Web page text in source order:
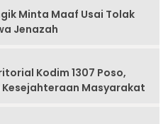
Minta Maaf Usai Tolak
Jenazah
Kodim 1307 Poso,
Masyarakat